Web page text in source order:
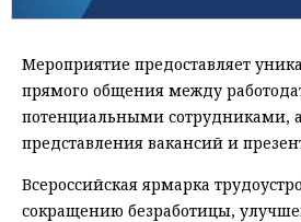
Мероприятие предоставляет
прямого общения между
потенциальными сотрудниками,
представления вакансий и
Всероссийская ярмарка
сокращению безработицы,